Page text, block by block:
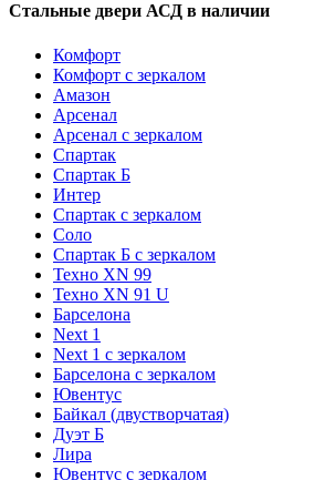
Стальные двери АСД в наличии
Комфорт
Комфорт с зеркалом
Амазон
Арсенал
Арсенал с зеркалом
Спартак
Спартак Б
Интер
Спартак с зеркалом
Соло
Спартак Б с зеркалом
Техно XN 99
Техно XN 91 U
Барселона
Next 1
Next 1 с зеркалом
Барселона с зеркалом
Ювентус
Байкал (двустворчатая)
Дуэт Б
Лира
Ювентус с зеркалом